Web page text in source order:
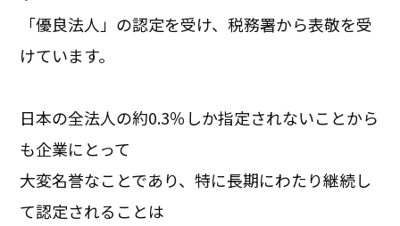
「優良法人」の認定を受け、税務署から表敬を受
けています。
日本の全法人の約0.3％しか指定されないことから
も企業にとって
大変名誉なことであり、特に長期にわたり継続し
て認定されることは